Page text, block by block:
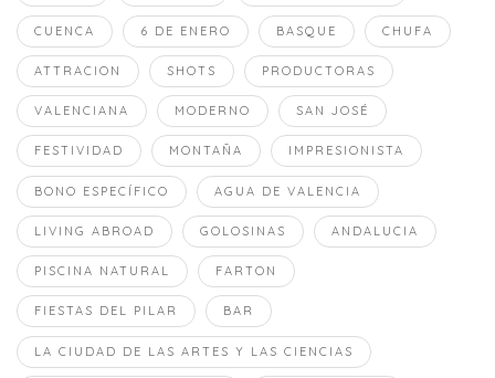
CUENCA 6 DE ENERO BASQUE CHUFA
ATTRACION SHOTS PRODUCTORAS
VALENCIANA MODERNO SAN JOSÉ
FESTIVIDAD MONTAÑA IMPRESIONISTA
BONO ESPECÍFICO AGUA DE VALENCIA
LIVING ABROAD GOLOSINAS ANDALUCIA
PISCINA NATURAL FARTON
FIESTAS DEL PILAR BAR
LA CIUDAD DE LAS ARTES Y LAS CIENCIAS